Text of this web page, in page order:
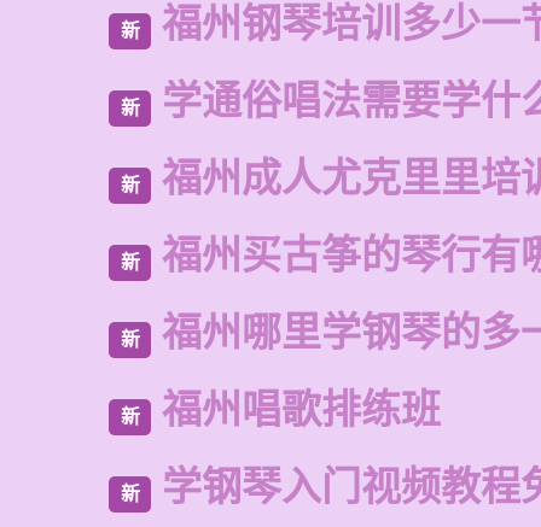
新 福州钢琴培训多少一
新 学通俗唱法需要学什
新 福州成人尤克里里培
新 福州买古筝的琴行有
新 福州哪里学钢琴的多
新 福州唱歌排练班
新 学钢琴入门视频教程